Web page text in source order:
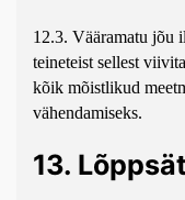
12.3. Vääramatu jõu
teineteist sellest
kõik mõistlikud
vähendamiseks.
13.